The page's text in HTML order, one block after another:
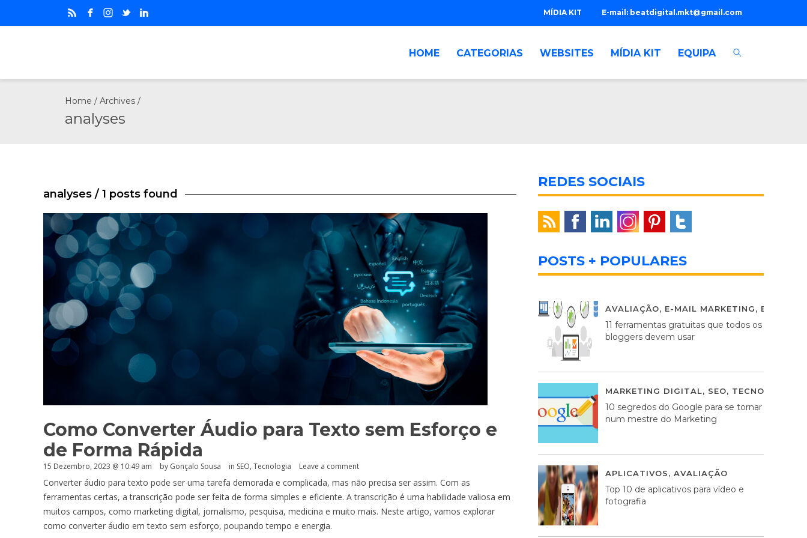
E-mail: beatdigital.mkt@gmail.com
MÍDIA KIT
HOME CATEGORIAS WEBSITES MÍDIA KIT EQUIPA
Home / Archives /
analyses
analyses / 1 posts found
Como Converter Áudio para Texto sem Esforço e
de Forma Rápida
15 Dezembro, 2023 @ 10:49 am by Gonçalo Sousa in SEO, Tecnologia Leave a comment
Converter áudio para texto pode ser uma tarefa demorada e complicada, mas não precisa ser assim. Com as
ferramentas certas, a transcrição pode ser feita de forma simples e eficiente. A transcrição é uma habilidade valiosa em
muitos campos, como marketing digital, jornalismo, pesquisa, medicina e muito mais. Neste artigo, vamos explorar
como converter áudio em texto sem esforço, poupando tempo e energia.
REDES SOCIAIS
POSTS + POPULARES
AVALIAÇÃO, E-MAIL MARKETING,
11 ferramentas gratuitas que todos os
bloggers devem usar
MARKETING DIGITAL, SEO, TECNOLOGIA
10 segredos do Google para se tornar
num mestre do Marketing
APLICATIVOS, AVALIAÇÃO
Top 10 de aplicativos para vídeo e
fotografia